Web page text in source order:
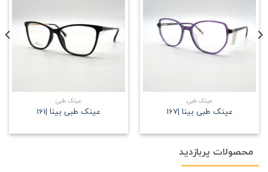
علاقه
مندی
عینک طبی
عینک طبی بینا |167
علاقه
مندی
عینک طبی
عینک طبی بینا |161
محصولات پربازدید